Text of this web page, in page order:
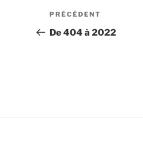
Navigation
de
Article
précédent
PRÉCÉDENT
De 404 à 2022